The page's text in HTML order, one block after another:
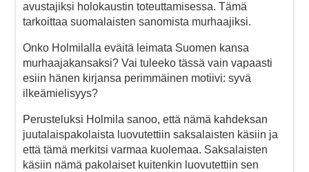
avustajiksi holokaustin toteuttamisessa. Tämä
tarkoittaa suomalaisten sanomista murhaajiksi.
Onko Holmilalla eväitä leimata Suomen kansa
murhaajakansaksi? Vai tuleeko tässä vain vapaasti
esiin hänen kirjansa perimmäinen motiivi: syvä
ilkeämielisyys?
Perusteluksi Holmila sanoo, että nämä kahdeksan
juutalaispakolaista luovutettiin saksalaisten käsiin ja
että tämä merkitsi varmaa kuolemaa. Saksalaisten
käsiin nämä pakolaiset kuitenkin luovutettiin sen